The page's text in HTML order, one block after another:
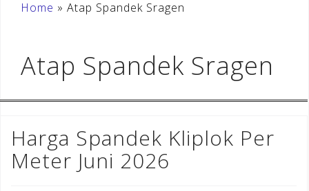
Home » Atap Spandek Sragen
Atap Spandek Sragen
Harga Spandek Kliplok Per
Meter Juni 2026